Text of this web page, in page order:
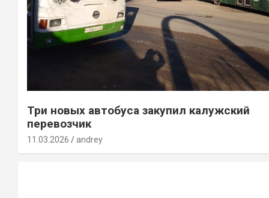
Три новых автобуса закупил калужский
перевозчик
11.03.2026 andrey